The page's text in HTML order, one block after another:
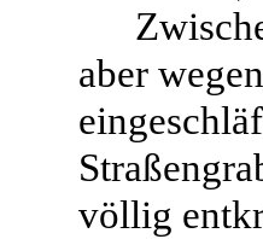
aber
völlig